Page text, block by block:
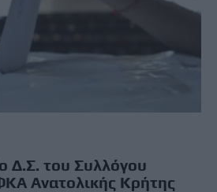
Δ.Σ. του Συλλόγου
Ανατολικής Κρήτης